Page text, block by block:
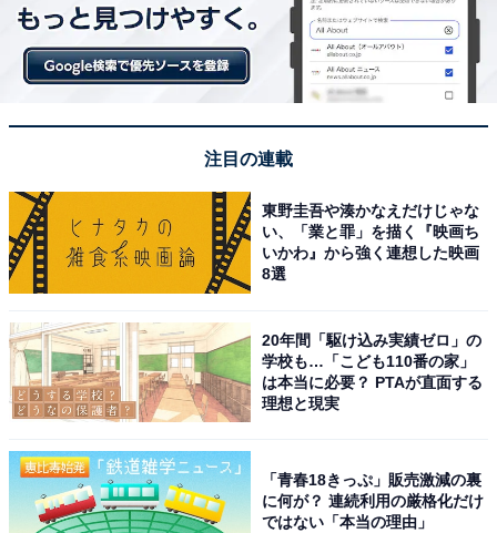
こちらもおすすめ
【ちいかわ】モモンガのかわいすぎる“申し
出”にほっこり!? 2匹のやりとりに「ちょwパル
ム買ってくる」の声も
注目の連載
東野圭吾や湊かなえだけじゃな
い、「業と罪」を描く『映画ち
いかわ』から強く連想した映画
8選
20年間「駆け込み実績ゼロ」の
学校も…「こども110番の家」
は本当に必要？ PTAが直面する
理想と現実
「青春18きっぷ」販売激減の裏
に何が？ 連続利用の厳格化だけ
ではない「本当の理由」